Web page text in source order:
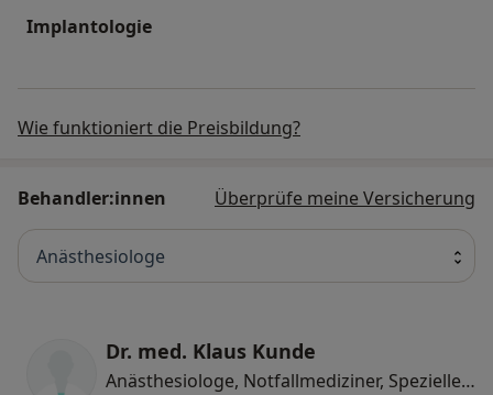
Implantologie
Wie funktioniert die Preisbildung?
Behandler:innen Überprüfe meine Versicherung
Anästhesiologe
Dr. med. Klaus Kunde
Anästhesiologe, Notfallmediziner, Spezieller Schmerztherapeut